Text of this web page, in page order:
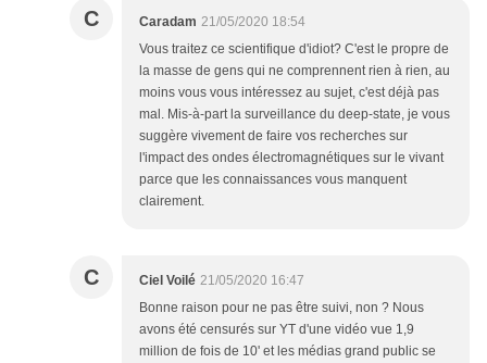
C Caradam 21/05/2020 18:54
Vous traitez ce scientifique d'idiot? C'est le propre de
la masse de gens qui ne comprennent rien à rien, au
moins vous vous intéressez au sujet, c'est déjà pas
mal. Mis-à-part la surveillance du deep-state, je vous
suggère vivement de faire vos recherches sur
l'impact des ondes électromagnétiques sur le vivant
parce que les connaissances vous manquent
clairement.
C Ciel Voilé 21/05/2020 16:47
Bonne raison pour ne pas être suivi, non ? Nous
avons été censurés sur YT d'une vidéo vue 1,9
million de fois de 10' et les médias grand public se